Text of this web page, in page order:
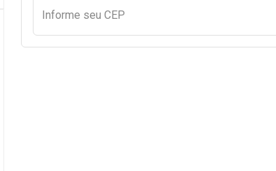
Informe seu CEP